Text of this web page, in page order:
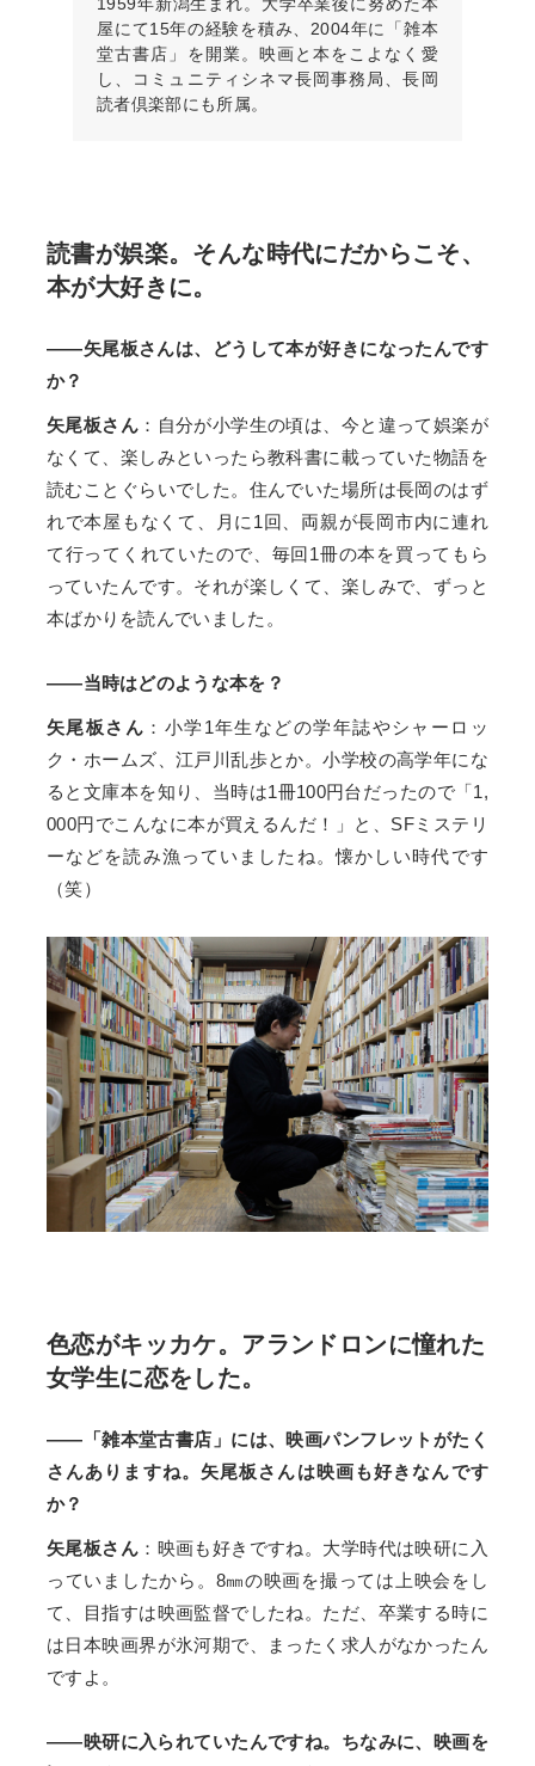
屋にて15年の経験を積み、2004年に「雑本
堂古書店」を開業。映画と本をこよなく愛
し、コミュニティシネマ長岡事務局、長岡
読者倶楽部にも所属。
読書が娯楽。そんな時代にだからこそ、
本が大好きに。
――矢尾板さんは、どうして本が好きになったんです
か？
矢尾板さん ：自分が小学生の頃は、今と違って娯楽が
なくて、楽しみといったら教科書に載っていた物語を
読むことぐらいでした。住んでいた場所は長岡のはず
れで本屋もなくて、月に1回、両親が長岡市内に連れ
て行ってくれていたので、毎回1冊の本を買ってもら
っていたんです。それが楽しくて、楽しみで、ずっと
本ばかりを読んでいました。
――当時はどのような本を？
矢尾板さん ：小学1年生などの学年誌やシャーロッ
ク・ホームズ、江戸川乱歩とか。小学校の高学年にな
ると文庫本を知り、当時は1冊100円台だったので「1,
000円でこんなに本が買えるんだ！」と、SFミステリ
ーなどを読み漁っていましたね。懐かしい時代です
（笑）
色恋がキッカケ。アランドロンに憧れた
女学生に恋をした。
――「雑本堂古書店」には、映画パンフレットがたく
さんありますね。矢尾板さんは映画も好きなんです
か？
矢尾板さん ：映画も好きですね。大学時代は映研に入
っていましたから。8㎜の映画を撮っては上映会をし
て、目指すは映画監督でしたね。ただ、卒業する時に
は日本映画界が氷河期で、まったく求人がなかったん
ですよ。
――映研に入られていたんですね。ちなみに、映画を